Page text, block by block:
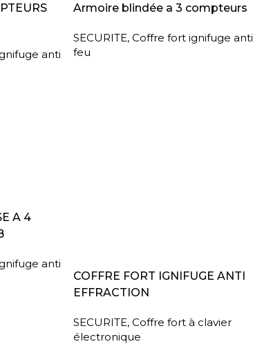
anti
LIRE LA SUITE
Armoire blindée a 3 compteurs
SECURITE, Coffre fort ignifuge anti
feu
A 4
anti
LIRE LA SUITE
COFFRE FORT IGNIFUGE ANTI
EFFRACTION
SECURITE, Coffre fort à clavier
électronique